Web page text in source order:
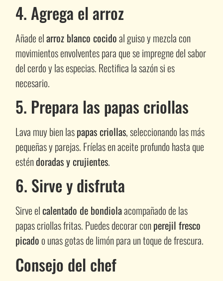
4. Agrega el arroz
Añade elarroz blanco cocidoal guiso y mezcla con
movimientos envolventes para que se impregne del sabor
del cerdo y las especias. Rectifica la sazón si es
necesario.
5. Prepara las papas criollas
Lava muy bien laspapas criollas, seleccionando las más
pequeñas y parejas. Fríelas en aceite profundo hasta que
esténdoradas y crujientes.
6. Sirve y disfruta
Sirve elcalentado de bondiolaacompañado de las
papas criollas fritas. Puedes decorar conperejil fresco
picado o unas gotas de limón para un toque de frescura.
Consejo del chef